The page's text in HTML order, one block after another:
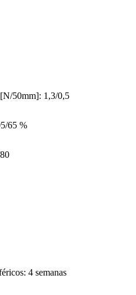
50mm]: 1,3/0,5
65 %
4 semanas